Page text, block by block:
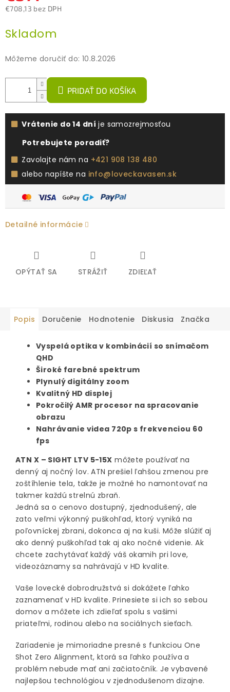
€708,13 bez DPH
cena:
Skladom
Môžeme doručiť do: 10.8.2026
PRIDAŤ DO KOŠÍKA
Vrátenie do 14 dní je samozrejmosťou
Potrebujete poradiť?
Zavolajte nám na +421 908 138 480
alebo napíšte na info@loveckavasen.sk
Detailné informácie
OPÝTAŤ SA STRÁŽIŤ ZDIEĽAŤ
Popis Doručenie Hodnotenie Diskusia Značka
Vyspelá optika v kombinácií so snímačom
QHD
Široké farebné spektrum
Plynulý digitálny zoom
Kvalitný HD displej
Pokročilý AMR procesor na spracovanie
obrazu
Nahrávanie videa 720p s frekvenciou 60
fps
ATN X – SIGHT LTV 5-15X môžete používať na
denný aj nočný lov. ATN prešiel ľahšou zmenou pre
zoštíhlenie tela, takže je možné ho namontovať na
takmer každú strelnú zbraň.
Jedná sa o cenovo dostupný, zjednodušený, ale
zato veľmi výkonný puškohľad, ktorý vyniká na
poľovníckej zbrani, dokonca aj na kuši. Môže slúžiť aj
ako denný puškohľad tak aj ako nočné videnie. Ak
chcete zachytávať každý váš okamih pri love,
videozáznamy sa nahrávajú v HD kvalite.
Vaše lovecké dobrodružstvá si dokážete ľahko
zaznamenať v HD kvalite. Prinesiete si ich so sebou
domov a môžete ich zdieľať spolu s vašimi
priateľmi, rodinou alebo na sociálnych sieťach.
Zariadenie je mimoriadne presné s funkciou One
Shot Zero Alignment, ktorá sa ľahko používa a
problém nebude mať ani začiatočník. Je vybavené
najlepšou technológiou v zjednodušenom dizajne.